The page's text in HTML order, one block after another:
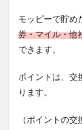
モッピーで貯め
券・マイル・他
できます。
ポイントは、交
ります。
（ポイントの交